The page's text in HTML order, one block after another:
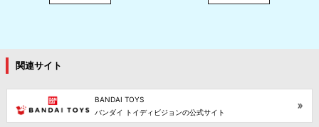
関連サイト
BANDAI TOYS
バンダイ トイディビジョンの公式サイト